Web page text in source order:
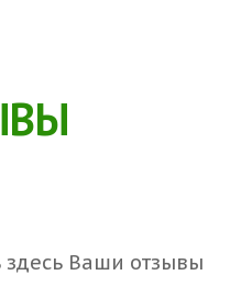
Ваши отзывы